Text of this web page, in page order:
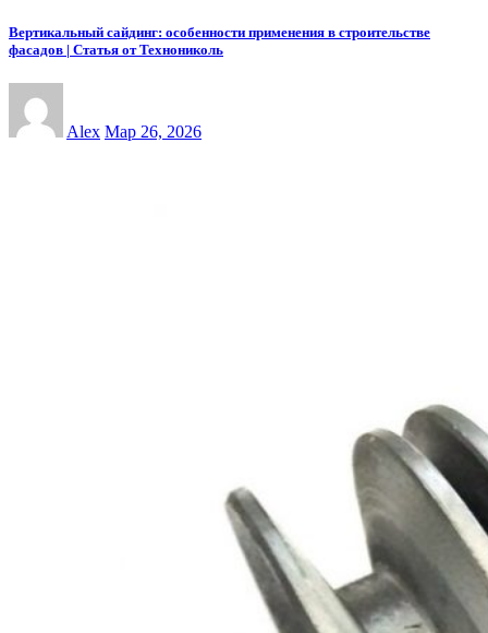
Вертикальный сайдинг: особенности применения в строительстве
фасадов | Статья от Технониколь
Alex Мар 26, 2026